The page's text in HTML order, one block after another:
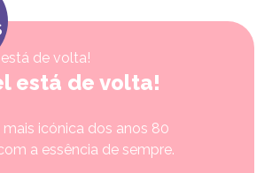
está de volta!
icónica dos anos 80
a essência de sempre.